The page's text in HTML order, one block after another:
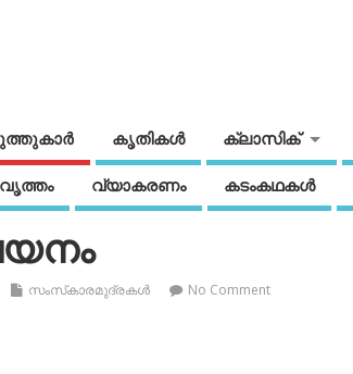
കൃതികൾ ക്ലാസിക്
വൃത്തം വ്യാകരണം കടംകഥകള്‍
സംസ്‌കാരമുദ്രകള്‍ No Comment